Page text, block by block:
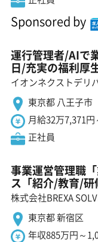
Sponsored by
運行管理者/AIで
日/充実の福利厚
イオンネクストデリ
東京都 八王子市
月給32万7,371
正社員
事業運営管理職
ス「紹介/教育/研
株式会社BREXA
東京都 新宿区
年収885万円～